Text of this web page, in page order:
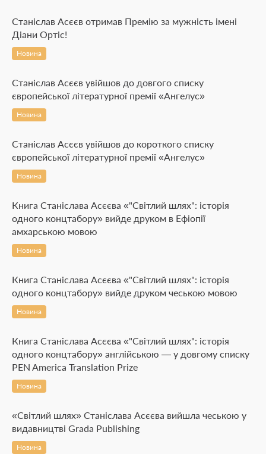
Станіслав Асєєв отримав Премію за мужність імені
Діани Ортіс!
Новина
Станіслав Асєєв увійшов до довгого списку
європейської літературної премії «Ангелус»
Новина
Станіслав Асєєв увійшов до короткого списку
європейської літературної премії «Ангелус»
Новина
Книга Станіслава Асєєва «"Світлий шлях": історія
одного концтабору» вийде друком в Ефіопії
амхарською мовою
Новина
Книга Станіслава Асєєва «"Світлий шлях": історія
одного концтабору» вийде друком чеською мовою
Новина
Книга Станіслава Асєєва «"Світлий шлях": історія
одного концтабору» англійською — у довгому списку
PEN America Translation Prize
Новина
«Світлий шлях» Станіслава Асєєва вийшла чеською у
видавництві Grada Publishing
Новина